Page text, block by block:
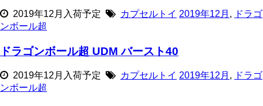
2019年12月入荷予定 カプセルトイ 2019年12月 , ドラゴ
ンボール超
ドラゴンボール超 UDM バースト40
2019年12月入荷予定 カプセルトイ 2019年12月 ,
ドラゴ
ンボール超